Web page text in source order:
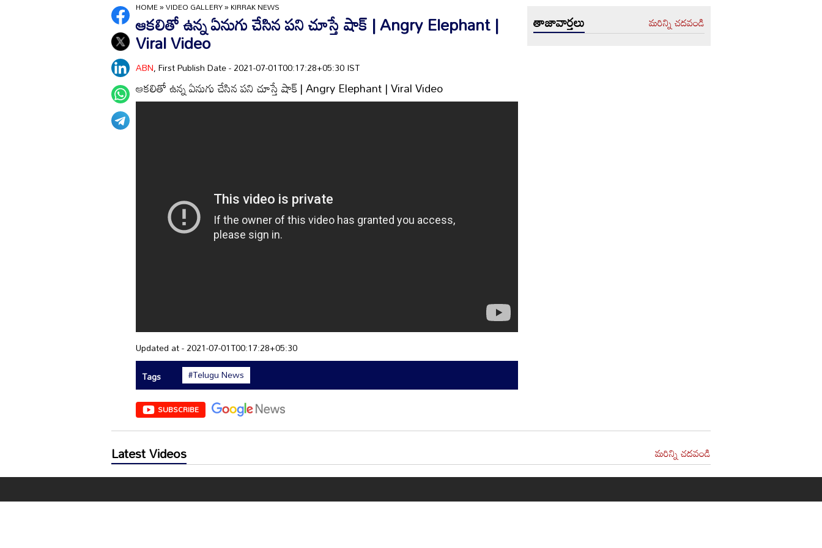
HOME»VIDEO GALLERY»KIRRAK NEWS
ఆకలితో ఉన్న ఏనుగు చేసిన పని చూస్తే షాక్ | Angry Elephant |
Viral Video
ABN, First Publish Date - 2021-07-01T00:17:28+05:30 IST
ఆకలితో ఉన్న ఏనుగు చేసిన పని చూస్తే షాక్ | Angry Elephant | Viral Video
Updated at - 2021-07-01T00:17:28+05:30
Tags
#Telugu News
SUBSCRIBE
తాజావార్తలు మరిన్ని చదవండి
Latest Videos మరిన్ని చదవండి